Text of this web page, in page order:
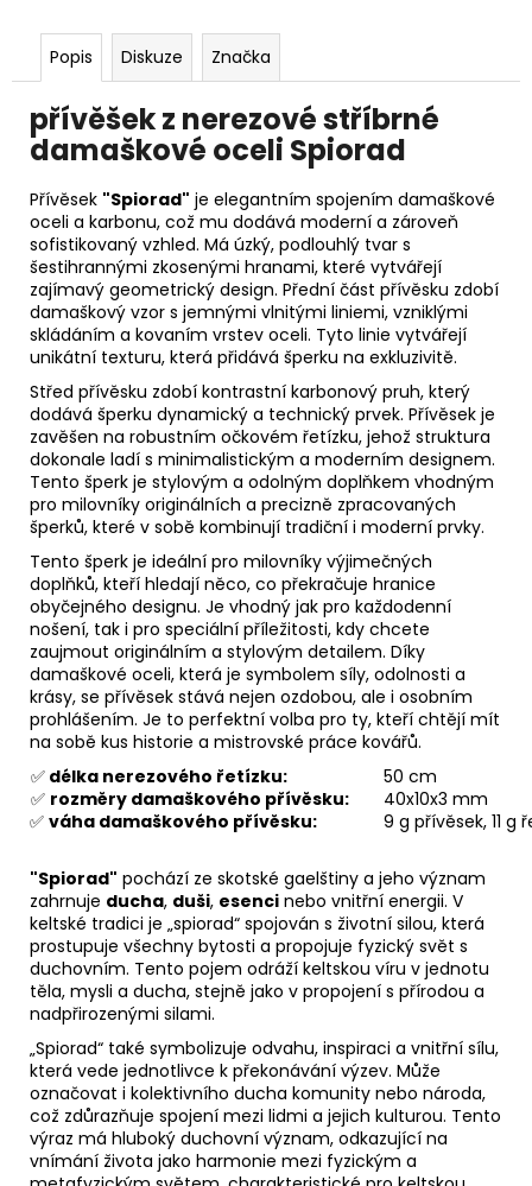
Popis Diskuze Značka
přívěšek z nerezové stříbrné
damaškové oceli Spiorad
Přívěsek "Spiorad" je elegantním spojením damaškové
oceli a karbonu, což mu dodává moderní a zároveň
sofistikovaný vzhled. Má úzký, podlouhlý tvar s
šestihrannými zkosenými hranami, které vytvářejí
zajímavý geometrický design. Přední část přívěsku zdobí
damaškový vzor s jemnými vlnitými liniemi, vzniklými
skládáním a kovaním vrstev oceli. Tyto linie vytvářejí
unikátní texturu, která přidává šperku na exkluzivitě.
Střed přívěsku zdobí kontrastní karbonový pruh, který
dodává šperku dynamický a technický prvek. Přívěsek je
zavěšen na robustním očkovém řetízku, jehož struktura
dokonale ladí s minimalistickým a moderním designem.
Tento šperk je stylovým a odolným doplňkem vhodným
pro milovníky originálních a precizně zpracovaných
šperků, které v sobě kombinují tradiční i moderní prvky.
Tento šperk je ideální pro milovníky výjimečných
doplňků, kteří hledají něco, co překračuje hranice
obyčejného designu. Je vhodný jak pro každodenní
nošení, tak i pro speciální příležitosti, kdy chcete
zaujmout originálním a stylovým detailem. Díky
damaškové oceli, která je symbolem síly, odolnosti a
krásy, se přívěsek stává nejen ozdobou, ale i osobním
prohlášením. Je to perfektní volba pro ty, kteří chtějí mít
na sobě kus historie a mistrovské práce kovářů.
✅ délka nerezového řetízku:
50 cm
✅ rozměry damaškového přívěsku:
40x10x3 mm
✅ váha damaškového přívěsku: 9 g přívěsek, 11 g
"Spiorad" pochází ze skotské gaelštiny a jeho význam
zahrnuje ducha, duši, esenci nebo vnitřní energii. V
keltské tradici je „spiorad“ spojován s životní silou, která
prostupuje všechny bytosti a propojuje fyzický svět s
duchovním. Tento pojem odráží keltskou víru v jednotu
těla, mysli a ducha, stejně jako v propojení s přírodou a
nadpřirozenými silami.
„Spiorad“ také symbolizuje odvahu, inspiraci a vnitřní sílu,
která vede jednotlivce k překonávání výzev. Může
označovat i kolektivního ducha komunity nebo národa,
což zdůrazňuje spojení mezi lidmi a jejich kulturou. Tento
výraz má hluboký duchovní význam, odkazující na
vnímání života jako harmonie mezi fyzickým a
449